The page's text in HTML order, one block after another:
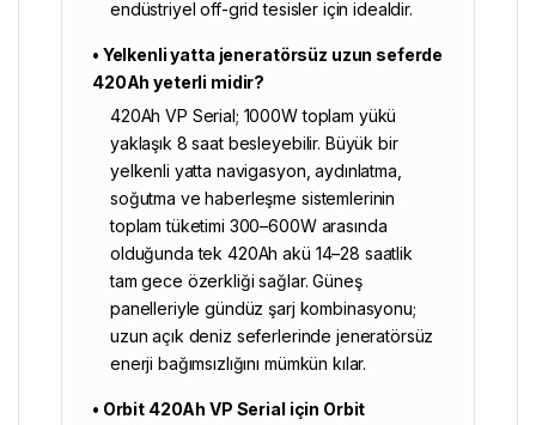
endüstriyel off-grid tesisler için idealdir.
• Yelkenli yatta jeneratörsüz uzun seferde
420Ah yeterli midir?
420Ah VP Serial; 1000W toplam yükü
yaklaşık 8 saat besleyebilir. Büyük bir
yelkenli yatta navigasyon, aydınlatma,
soğutma ve haberleşme sistemlerinin
toplam tüketimi 300–600W arasında
olduğunda tek 420Ah akü 14–28 saatlik
tam gece özerkliği sağlar. Güneş
panelleriyle gündüz şarj kombinasyonu;
uzun açık deniz seferlerinde jeneratörsüz
enerji bağımsızlığını mümkün kılar.
• Orbit 420Ah VP Serial için Orbit